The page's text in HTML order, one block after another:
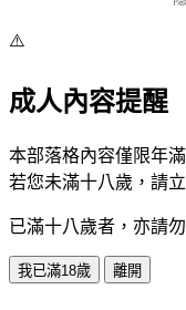
⚠️
成人內容提醒
本部落格內容僅限年
若您未滿十八歲，請
已滿十八歲者，亦請
我已滿18歲 離開